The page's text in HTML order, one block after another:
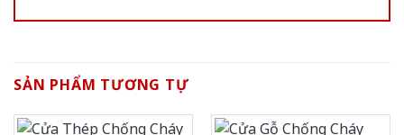
SẢN PHẨM TƯƠNG TỰ